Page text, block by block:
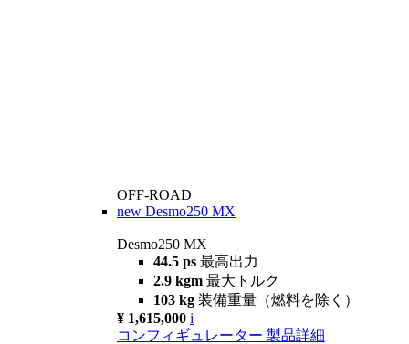
OFF-ROAD
new Desmo250 MX
Desmo250 MX
44.5 ps 最高出力
2.9 kgm 最大トルク
103 kg 装備重量（燃料を除く）
¥ 1,615,000 i
コンフィギュレーター 製品詳細